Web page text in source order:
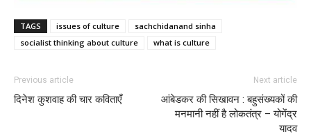
TAGS issues of culture
sachchidanand sinha
socialist thinking about culture
what is culture
Previous article
दिनेश कुशवाह की चार कविताएँ
Next article
आंबेडकर की सिखावन : बहुसंख्यकों की
मनमानी नहीं है लोकतंत्र – योगेंद्र
यादव